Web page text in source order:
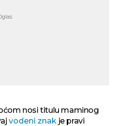
nosi titulu maminog
vodeni znak je pravi